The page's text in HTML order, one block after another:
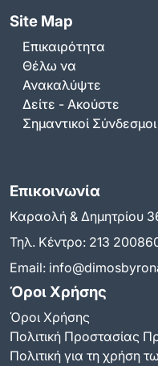
Site Map
Επικαιρότητα
Θέλω να
Ανακαλύψτε
Δείτε - Ακούστε
Σημαντικοί Σύνδεσμοι
Επικοινωνία
Καραολή & Δημητρίου
Τηλ. Κέντρο: 213
Email:
Όροι Χρήσης
Όροι Χρήσης
Πολιτική Προστασίας
Πολιτική για τη χρήση